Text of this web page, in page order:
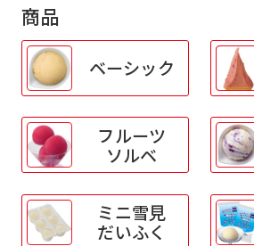
商品
ベーシック
フルーツ
ソルベ
ミニ雪見
だいふく